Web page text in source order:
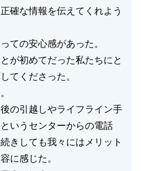
確な情報を伝えてくれよう
ての安心感があった。
が初めてだった私たちにと
てくださった。
の引越しやライフライン手
いうセンターからの電話
きしても我々にはメリット
に感じた。